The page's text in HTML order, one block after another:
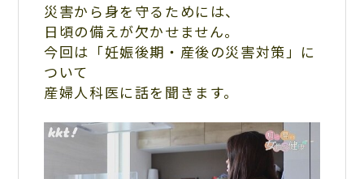
災害から身を守るためには、
日頃の備えが欠かせません。
今回は「妊娠後期・産後の災害対策」に
ついて
産婦人科医に話を聞きます。